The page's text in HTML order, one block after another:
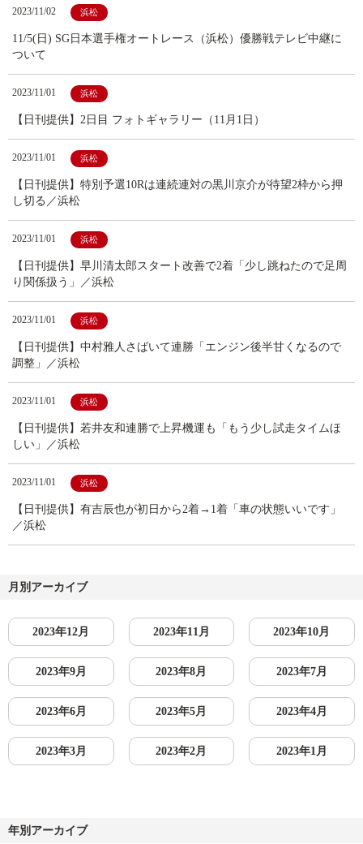
2023/11/02 浜松
11/5(日) SG日本選手権オートレース（浜松）優勝戦テレビ中継に
ついて
2023/11/01 浜松
【日刊提供】2日目 フォトギャラリー（11月1日）
2023/11/01 浜松
【日刊提供】特別予選10Rは連続連対の黒川京介が待望2枠から押
し切る／浜松
2023/11/01 浜松
【日刊提供】早川清太郎スタート改善で2着「少し跳ねたので足周
り関係扱う」／浜松
2023/11/01 浜松
【日刊提供】中村雅人さばいて連勝「エンジン後半甘くなるので
調整」／浜松
2023/11/01 浜松
【日刊提供】若井友和連勝で上昇機運も「もう少し試走タイムほ
しい」／浜松
2023/11/01 浜松
【日刊提供】有吉辰也が初日から2着→1着「車の状態いいです」
／浜松
月別アーカイブ
2023年12月 2023年11月 2023年10月
2023年9月 2023年8月 2023年7月
2023年6月 2023年5月 2023年4月
2023年3月 2023年2月 2023年1月
年別アーカイブ